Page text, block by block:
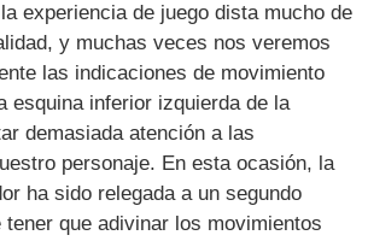
experiencia de juego dista mucho de
y muchas veces nos veremos
las indicaciones de movimiento
esquina inferior izquierda de la
demasiada atención a las
personaje. En esta ocasión, la
ha sido relegada a un segundo
tener que adivinar los movimientos